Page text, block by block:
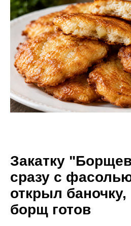
Закатку
сразу с
открыл
борщ готов